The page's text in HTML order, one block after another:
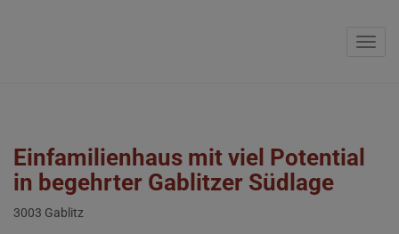
Einfamilienhaus mit viel Potential
in begehrter Gablitzer Südlage
3003 Gablitz